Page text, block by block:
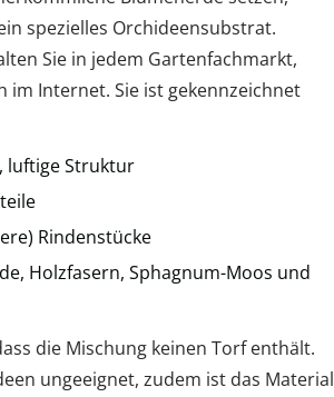
spezielles Orchideensubstrat.
Sie in jedem Gartenfachmarkt,
im Internet. Sie ist gekennzeichnet
luftige Struktur
Rindenstücke
Holzfasern, Sphagnum-Moos und
die Mischung keinen Torf enthält.
ungeeignet, zudem ist das Material